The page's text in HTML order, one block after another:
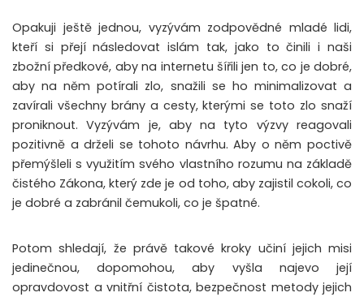
Opakuji ještě jednou, vyzývám zodpovědné mladé lidi,
kteří si přejí následovat islám tak, jako to činili i naši
zbožní předkové, aby na internetu šířili jen to, co je dobré,
aby na něm potírali zlo, snažili se ho minimalizovat a
zavírali všechny brány a cesty, kterými se toto zlo snaží
proniknout. Vyzývám je, aby na tyto výzvy reagovali
pozitivně a drželi se tohoto návrhu. Aby o něm poctivě
přemýšleli s využitím svého vlastního rozumu na základě
čistého Zákona, který zde je od toho, aby zajistil cokoli, co
je dobré a zabránil čemukoli, co je špatné.
Potom shledají, že právě takové kroky učiní jejich misi
jedinečnou, dopomohou, aby vyšla najevo její
opravdovost a vnitřní čistota, bezpečnost metody jejich